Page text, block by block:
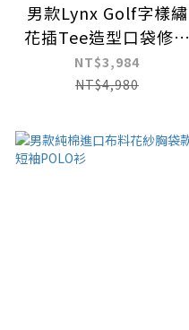
男款Lynx Golf字樣繡
花插Tee造型口袋修身
平口長褲
NT$3,984
NT$4,980